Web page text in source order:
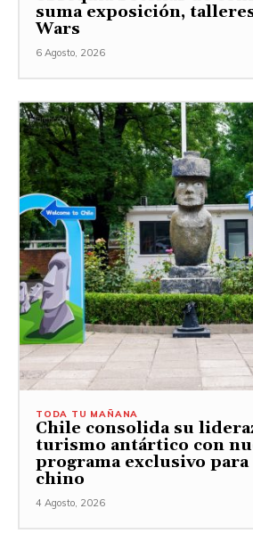
suma exposición,
Wars
6 Agosto, 2026
TODA TU MAÑANA
Chile consolida su
turismo antártico con
programa exclusivo
chino
4 Agosto, 2026